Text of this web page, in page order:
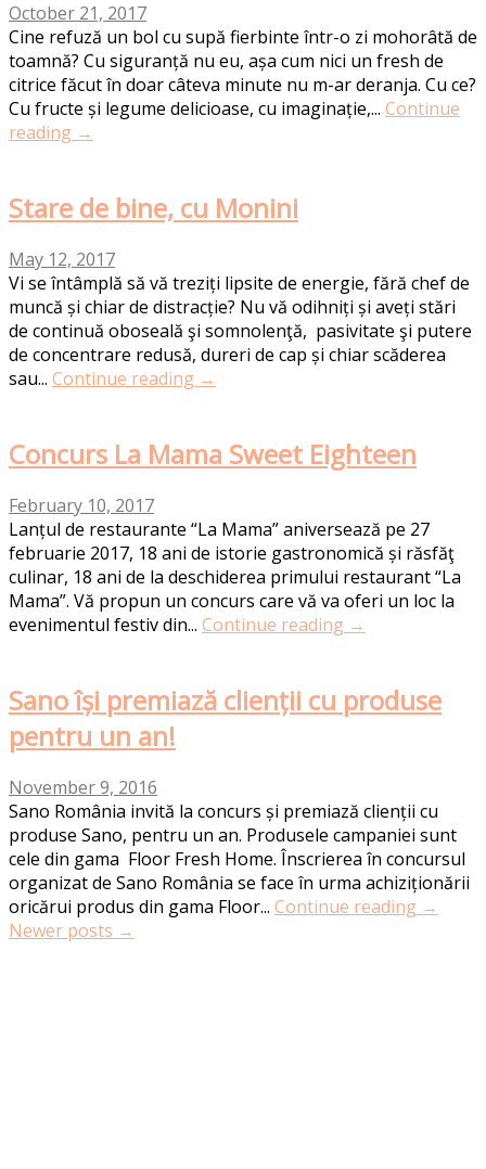
October 21, 2017
Cine refuză un bol cu supă fierbinte într-o zi mohorâtă de
toamnă? Cu siguranță nu eu, așa cum nici un fresh de
citrice făcut în doar câteva minute nu m-ar deranja. Cu ce?
Cu fructe și legume delicioase, cu imaginație,... Continue
reading →
Stare de bine, cu Monini
May 12, 2017
Vi se întâmplă să vă treziți lipsite de energie, fără chef de
muncă și chiar de distracție? Nu vă odihniți și aveți stări
de continuă oboseală şi somnolenţă, pasivitate şi putere
de concentrare redusă, dureri de cap și chiar scăderea
sau... Continue reading →
Concurs La Mama Sweet Eighteen
February 10, 2017
Lanțul de restaurante “La Mama” aniversează pe 27
februarie 2017, 18 ani de istorie gastronomică și răsfăţ
culinar, 18 ani de la deschiderea primului restaurant “La
Mama”. Vă propun un concurs care vă va oferi un loc la
evenimentul festiv din... Continue reading →
Sano își premiază clienții cu produse
pentru un an!
November 9, 2016
Sano România invită la concurs și premiază clienții cu
produse Sano, pentru un an. Produsele campaniei sunt
cele din gama Floor Fresh Home. Înscrierea în concursul
organizat de Sano România se face în urma achiziționării
oricărui produs din gama Floor... Continue reading →
Post
Newer posts →